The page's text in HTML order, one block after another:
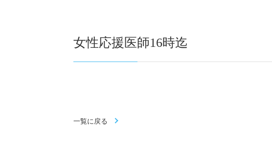
女性応援医師16時迄
一覧に戻る